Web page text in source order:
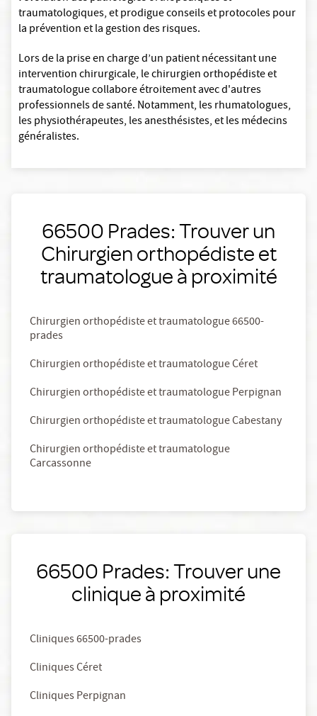
traumatologiques, et prodigue conseils et protocoles pour
la prévention et la gestion des risques.
Lors de la prise en charge d’un patient nécessitant une
intervention chirurgicale, le chirurgien orthopédiste et
traumatologue collabore étroitement avec d'autres
professionnels de santé. Notamment, les rhumatologues,
les physiothérapeutes, les anesthésistes, et les médecins
généralistes.
66500 Prades: Trouver un
Chirurgien orthopédiste et
traumatologue à proximité
Chirurgien orthopédiste et traumatologue 66500-
prades
Chirurgien orthopédiste et traumatologue Céret
Chirurgien orthopédiste et traumatologue Perpignan
Chirurgien orthopédiste et traumatologue Cabestany
Chirurgien orthopédiste et traumatologue
Carcassonne
66500 Prades: Trouver une
clinique à proximité
Cliniques 66500-prades
Cliniques Céret
Cliniques Perpignan